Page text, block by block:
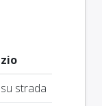
strada